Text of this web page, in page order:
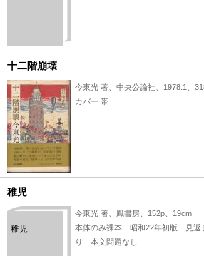
十二階崩壊
今東光 著、中央公論社、1978.1、
カバー 帯
稚児
稚児
今東光 著、鳳書房、152p、19cm
本体のみ裸本 昭和22年初版 見返
り 本文問題なし